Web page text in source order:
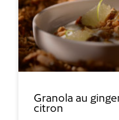
Granola au
citron